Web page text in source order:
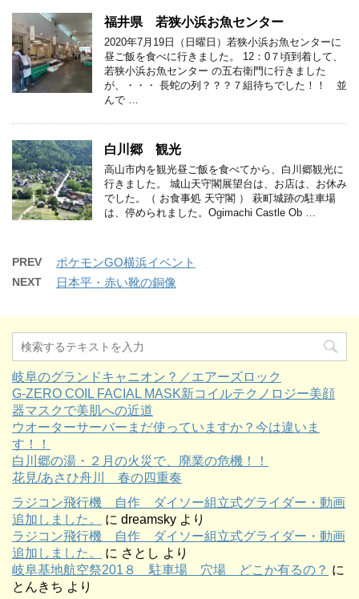
福井県 若狭小浜お魚センター
2020年7月19日（日曜日）若狭小浜お魚センターに
昼ご飯を食べに行きました。 12：0７頃到着して、
若狭小浜お魚センター の五右衛門に行きました
が、・・・ 長蛇の列？？？７組待ちでした！！ 並
んで …
白川郷 観光
高山市内を観光昼ご飯を食べてから、白川郷観光に
行きました。 城山天守閣展望台は、お店は、お休み
でした。（ お食事処 天守閣 ） 萩町城跡の駐車場
は、停められました。Ogimachi Castle Ob …
PREV ポケモンGO横浜イベント
NEXT 日本平・赤い靴の銅像
岐阜のグランドキャニオン？／エアーズロック
G-ZERO COIL FACIAL MASK新コイルテクノロジー美顔
器マスクで美肌への近道
ウオーターサーバーまだ使っていますか？今は違いま
す！！
白川郷の湯・２月の火災で、廃業の危機！！
花見/あさひ舟川 春の四重奏
ラジコン飛行機 自作 ダイソー組立式グライダー・動画
追加しました。
に dreamsky より
ラジコン飛行機 自作 ダイソー組立式グライダー・動画
追加しました。
に さとし より
岐阜基地航空祭201８ 駐車場 穴場 どこか有るの？ に
とんきち より